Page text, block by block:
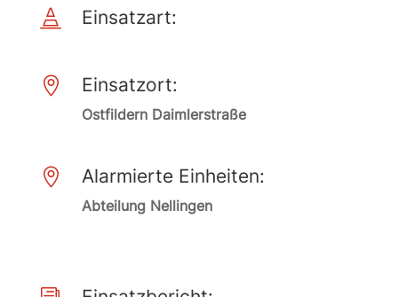
 Einsatzart:
 Einsatzort:
Ostfildern Daimlerstraße
 Alarmierte Einheiten:
Abteilung Nellingen